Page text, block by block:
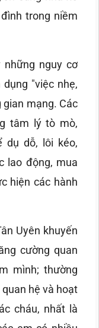
trong niềm
nguy cơ
"việc nhẹ,
gian mạng. Các
tâm lý tò mò,
dụ dỗ, lôi kéo,
lao động, mua
hiện các hành
Uyên khuyến
cường quan
mình; thường
hệ và hoạt
cháu, nhất là